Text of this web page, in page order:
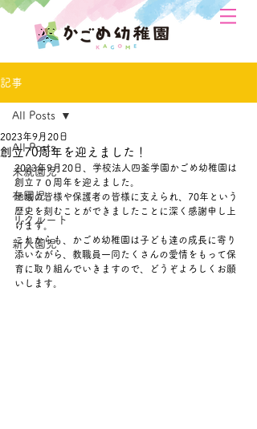
記事
All Posts
未就園児
在園児
リクルート
新入園児
All Posts
創立70周年を迎えました！
2023年9月20日
2023年9月20日、学校法人四釜学園かごめ幼稚園は
創立７０周年を迎えました。
地域の皆様や保護者の皆様に支えられ、70年という
歴史を刻むことができましたことに深く感謝申し上
げます。
これからも、かごめ幼稚園は子ども達の成長に寄り
添いながら、教職員一同たくさんの愛情をもって保
育に取り組んでいきますので、どうぞよろしくお願
いします。